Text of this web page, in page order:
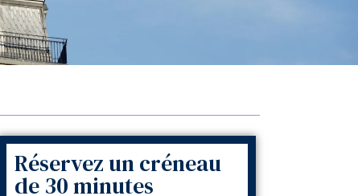
Réservez un créneau
de 30 minutes
Vous avez des questions sur